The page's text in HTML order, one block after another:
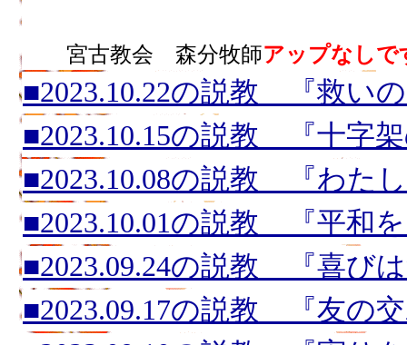
宮古教会 森分牧師アップなしで
■2023.10.22の説教 『救い
■2023.10.15の説教 『十字
■2023.10.08の説教 『わた
■2023.10.01の説教 『平和
■2023.09.24の説教 『喜び
■2023.09.17の説教 『友の